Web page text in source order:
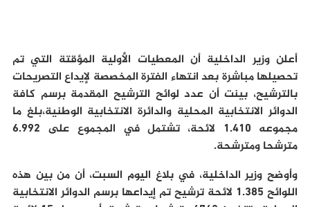
أعلن وزير الداخلية أن المعطيات الأولية المؤقتة التي تم
تحصيلها مباشرة بعد انتهاء الفترة المخصصة لإيداع التصريحات
بالترشيح، بينت أن عدد لوائح الترشيح المقدمة برسم كافة
الدوائر الانتخابية المحلية والدائرة الانتخابية الوطنية،بلغ ما
مجموعه 1.410 لائحة، تشتمل في المجموع على 6.992
مترشحا ومترشحة.
وأوضح وزير الداخلية، في بلاغ اليوم السبت، أن من بين هذه
اللوائح 1.385 لائحة ترشيح تم إيداعها برسم الدوائر الانتخابية